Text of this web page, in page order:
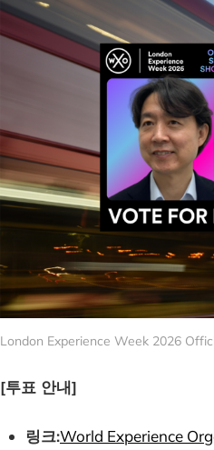
London Experience Week 2026
[투표 안내]
링크:World Experience